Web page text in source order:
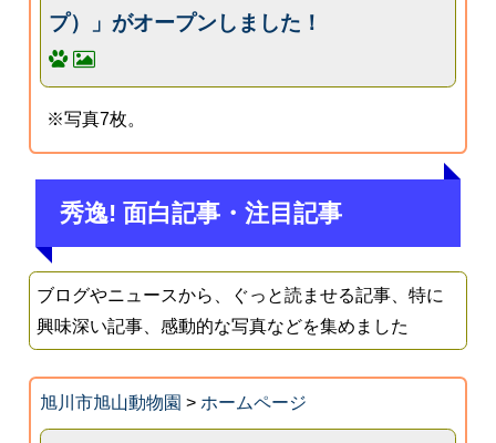
プ）」がオープンしました！
※写真7枚。
秀逸! 面白記事・注目記事
ブログやニュースから、ぐっと読ませる記事、特に
興味深い記事、感動的な写真などを集めました
旭川市旭山動物園 > ホームページ